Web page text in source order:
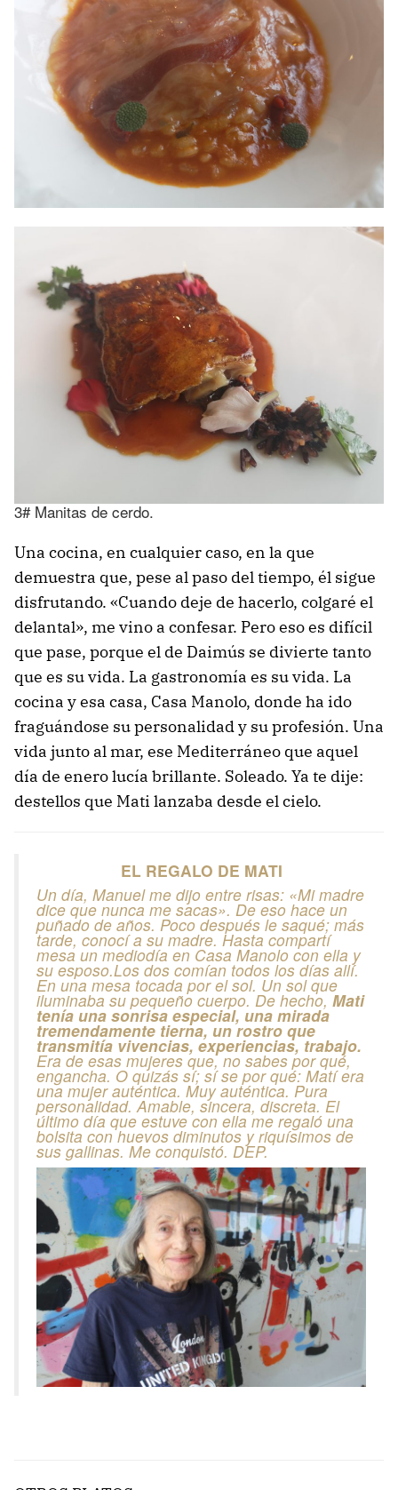
3# Manitas de cerdo.
Una cocina, en cualquier caso, en la que
demuestra que, pese al paso del tiempo, él sigue
disfrutando. «Cuando deje de hacerlo, colgaré el
delantal», me vino a confesar. Pero eso es difícil
que pase, porque el de Daimús se divierte tanto
que es su vida. La gastronomía es su vida. La
cocina y esa casa, Casa Manolo, donde ha ido
fraguándose su personalidad y su profesión. Una
vida junto al mar, ese Mediterráneo que aquel
día de enero lucía brillante. Soleado. Ya te dije:
destellos que Mati lanzaba desde el cielo.
EL REGALO DE MATI
Un día, Manuel me dijo entre risas: «Mi madre
dice que nunca me sacas». De eso hace un
puñado de años. Poco después le saqué; más
tarde, conocí a su madre. Hasta compartí
mesa un mediodía en Casa Manolo con ella y
su esposo.Los dos comían todos los días allí.
En una mesa tocada por el sol. Un sol que
iluminaba su pequeño cuerpo. De hecho, Mati
tenía una sonrisa especial, una mirada
tremendamente tierna, un rostro que
transmitía vivencias, experiencias, trabajo.
Era de esas mujeres que, no sabes por qué,
engancha. O quizás sí; sí se por qué: Matí era
una mujer auténtica. Muy auténtica. Pura
personalidad. Amable, sincera, discreta. El
último día que estuve con ella me regaló una
bolsita con huevos diminutos y riquísimos de
sus gallinas. Me conquistó. DEP.